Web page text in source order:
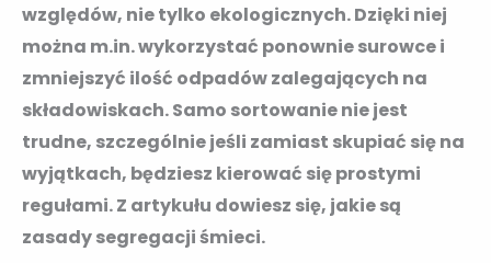
względów, nie tylko ekologicznych. Dzięki niej
można m.in. wykorzystać ponownie surowce i
zmniejszyć ilość odpadów zalegających na
składowiskach. Samo sortowanie nie jest
trudne, szczególnie jeśli zamiast skupiać się na
wyjątkach, będziesz kierować się prostymi
regułami. Z artykułu dowiesz się, jakie są
zasady segregacji śmieci.